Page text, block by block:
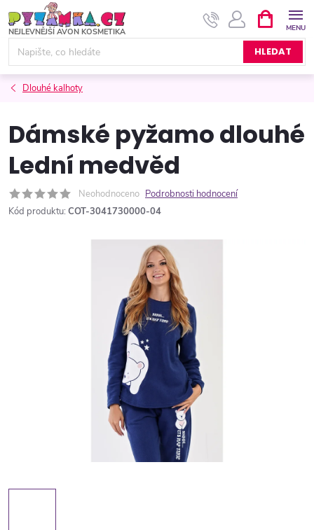
na
obsah
HLEDAT
NÁKUPNÍ
KOŠÍK
Dlouhé kalhoty
Dámské pyžamo dlouhé
Lední medvěd
Neohodnoceno Podrobnosti hodnocení
Kód produktu: COT-3041730000-04